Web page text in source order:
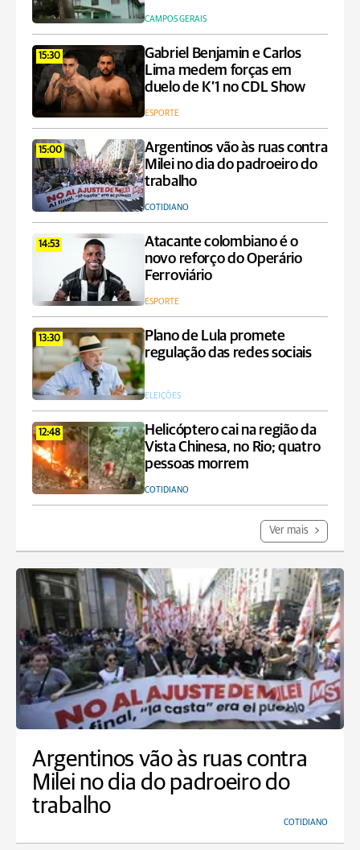
CAMPOS GERAIS
15:30
Gabriel Benjamin e Carlos
Lima medem forças em
duelo de K’1 no CDL Show
ESPORTE
15:00
Argentinos vão às ruas contra
Milei no dia do padroeiro do
trabalho
COTIDIANO
14:53
Atacante colombiano é o
novo reforço do Operário
Ferroviário
ESPORTE
13:30
Plano de Lula promete
regulação das redes sociais
ELEIÇÕES
12:48
Helicóptero cai na região da
Vista Chinesa, no Rio; quatro
pessoas morrem
COTIDIANO
Ver mais
Argentinos vão às ruas contra
Milei no dia do padroeiro do
trabalho
COTIDIANO